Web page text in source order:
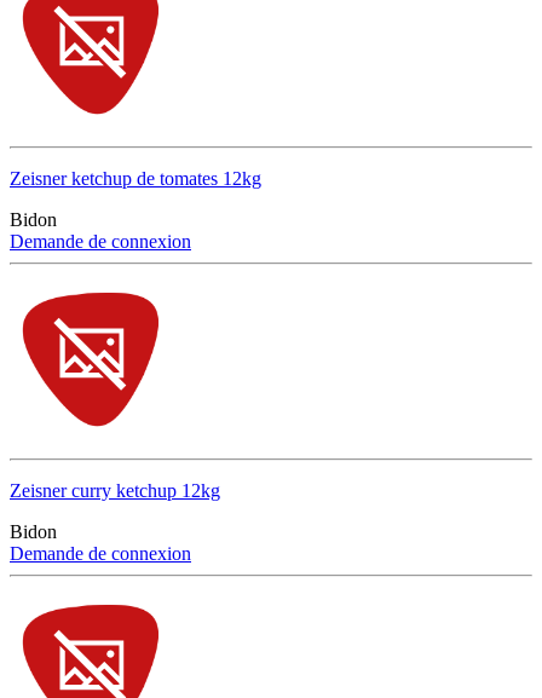
Zeisner ketchup de tomates 12kg
Bidon
Demande de connexion
Zeisner curry ketchup 12kg
Bidon
Demande de connexion